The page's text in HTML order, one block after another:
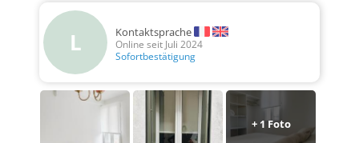
L Kontaktsprache
Online seit Juli 2024
Sofortbestätigung
+ 1 Foto